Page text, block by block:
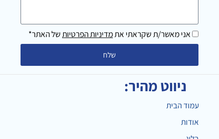
מילים
אני מאשר/ת שקראתי אתמדיניות הפרטיותשל האתר*
שלח
ניווט מהיר:
עמוד הבית
אודות